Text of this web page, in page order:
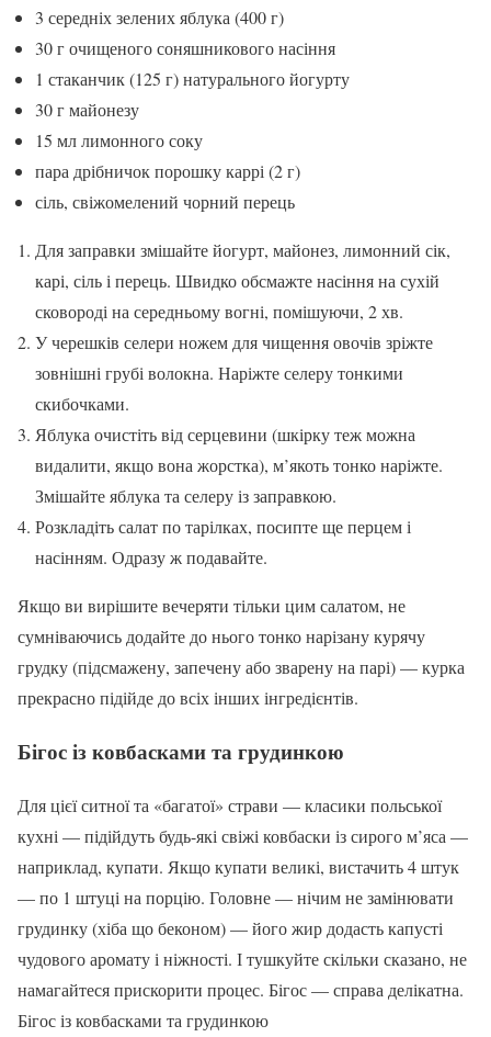
3 середніх зелених яблука (400 г)
30 г очищеного соняшникового насіння
1 стаканчик (125 г) натурального йогурту
30 г майонезу
15 мл лимонного соку
пара дрібничок порошку каррі (2 г)
сіль, свіжомелений чорний перець
Для заправки змішайте йогурт, майонез, лимонний сік,
карі, сіль і перець. Швидко обсмажте насіння на сухій
сковороді на середньому вогні, помішуючи, 2 хв.
У черешків селери ножем для чищення овочів зріжте
зовнішні грубі волокна. Наріжте селеру тонкими
скибочками.
Яблука очистіть від серцевини (шкірку теж можна
видалити, якщо вона жорстка), м’якоть тонко наріжте.
Змішайте яблука та селеру із заправкою.
Розкладіть салат по тарілках, посипте ще перцем і
насінням. Одразу ж подавайте.
Якщо ви вирішите вечеряти тільки цим салатом, не
сумніваючись додайте до нього тонко нарізану курячу
грудку (підсмажену, запечену або зварену на парі) — курка
прекрасно підійде до всіх інших інгредієнтів.
Бігос із ковбасками та грудинкою
Для цієї ситної та «багатої» страви — класики польської
кухні — підійдуть будь-які свіжі ковбаски із сирого м’яса —
наприклад, купати. Якщо купати великі, вистачить 4 штук
— по 1 штуці на порцію. Головне — нічим не замінювати
грудинку (хіба що беконом) — його жир додасть капусті
чудового аромату і ніжності. І тушкуйте скільки сказано, не
намагайтеся прискорити процес. Бігос — справа делікатна.
Бігос із ковбасками та грудинкою